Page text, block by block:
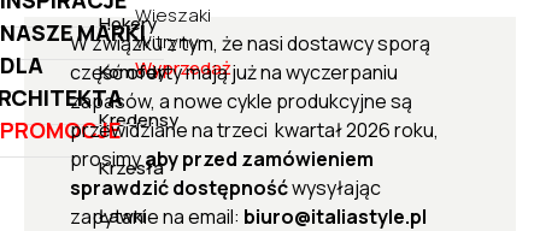
Wieszaki
Witryny
Wyprzedaż
Hokery
Komody
Kredensy
Krzesła
Ławki
NASZE MARKI
DLA
PROMOCJE
W związku z tym, że nasi dostawcy sporą
część oferty mają już na wyczerpaniu
zapasów, a nowe cykle produkcyjne są
przewidziane na trzeci kwartał 2026 roku,
prosimyaby przed zamówieniem
sprawdzić dostępnośćwysyłając
zapytanie na email: biuro@italiastyle.pl